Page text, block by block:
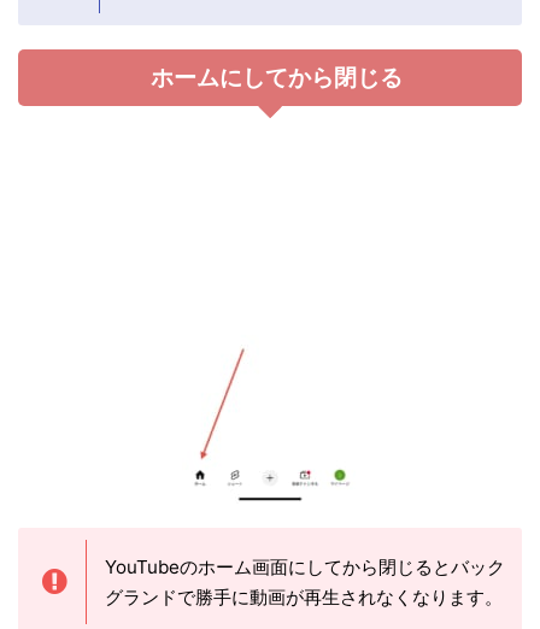
ホームにしてから閉じる
YouTubeのホーム画面にしてから閉じるとバック
グランドで勝手に動画が再生されなくなります。